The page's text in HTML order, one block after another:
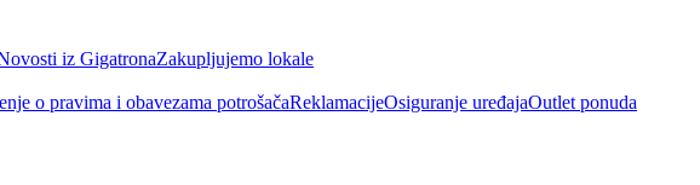
iz GigatronaZakupljujemo lokale
o pravima i obavezama potrošačaReklamacijeOsiguranje uređajaOutlet ponuda